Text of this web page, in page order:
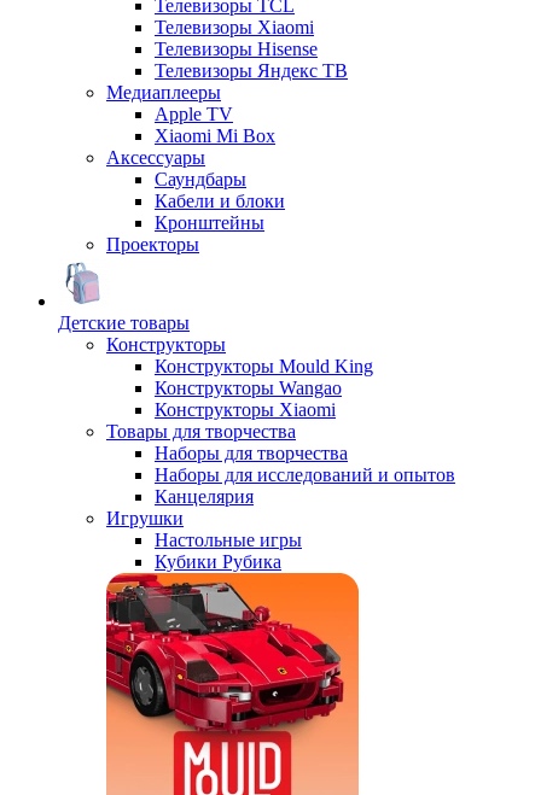
Телевизоры TCL
Телевизоры Xiaomi
Телевизоры Hisense
Телевизоры Яндекс ТВ
Медиаплееры
Apple TV
Xiaomi Mi Box
Аксессуары
Саундбары
Кабели и блоки
Кронштейны
Проекторы
Детские товары
Конструкторы
Конструкторы Mould King
Конструкторы Wangao
Конструкторы Xiaomi
Товары для творчества
Наборы для творчества
Наборы для исследований и опытов
Канцелярия
Игрушки
Настольные игры
Кубики Рубика